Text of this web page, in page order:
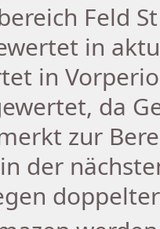
Feld
in
in
da
zur
der